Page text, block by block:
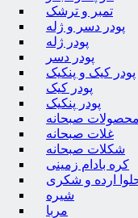
تمبر و ترشک
پودر دسر و ژله
پودر ژله
پودر دسر
پودر کیک و پنکیک
پودر کیک
پودر پنکیک
صبحانه
غلات صبحانه
شکلات صبحانه
کره بادام زمینی
ارده و شکری
شیره
مربا